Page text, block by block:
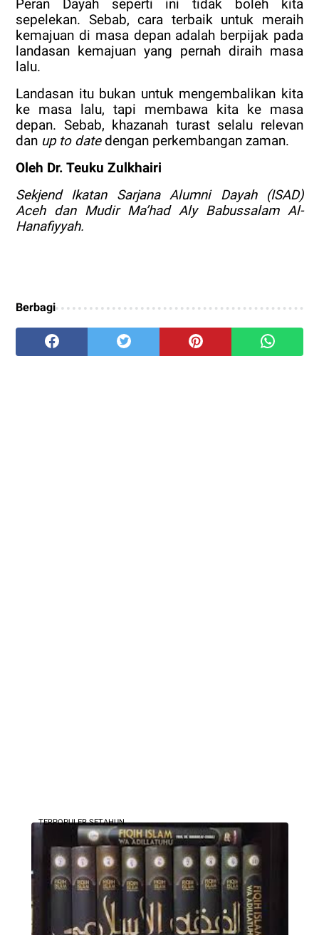
Peran Dayah seperti ini tidak boleh kita
sepelekan. Sebab, cara terbaik untuk meraih
kemajuan di masa depan adalah berpijak pada
landasan kemajuan yang pernah diraih masa
lalu.
Landasan itu bukan untuk mengembalikan kita
ke masa lalu, tapi membawa kita ke masa
depan. Sebab, khazanah turast selalu relevan
dan up to datedengan perkembangan zaman.
Oleh Dr. Teuku Zulkhairi
Sekjend Ikatan Sarjana Alumni Dayah (ISAD)
Aceh dan Mudir Ma’had Aly Babussalam Al-
Hanafiyyah.
Berbagi
TERPOPULER SETAHUN